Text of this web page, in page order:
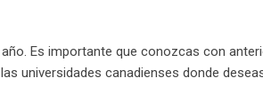
Es importante que conozcas con
universidades canadienses donde